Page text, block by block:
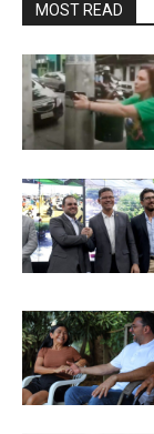
MOST READ